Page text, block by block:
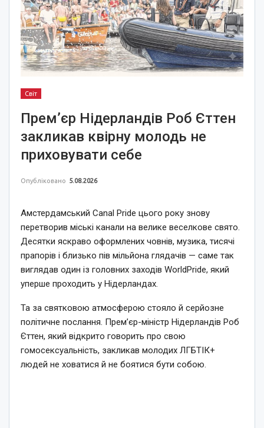
Світ
Прем’єр Нідерландів Роб Єттен
закликав квірну молодь не
приховувати себе
Опубліковано 5.08.2026
Амстердамський Canal Pride цього року знову
перетворив міські канали на велике веселкове свято.
Десятки яскраво оформлених човнів, музика, тисячі
прапорів і близько пів мільйона глядачів — саме так
виглядав один із головних заходів WorldPride, який
уперше проходить у Нідерландах.
Та за святковою атмосферою стояло й серйозне
політичне послання. Прем’єр-міністр Нідерландів Роб
Єттен, який відкрито говорить про свою
гомосексуальність, закликав молодих ЛГБТІК+
людей не ховатися й не боятися бути собою.